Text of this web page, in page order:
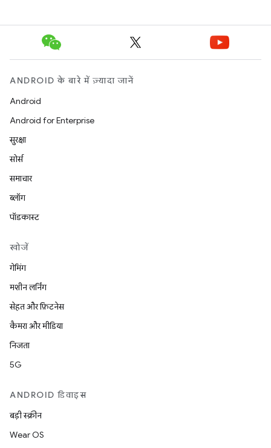
ANDROID के बारे में ज़्यादा जानें
Android
Android for Enterprise
सुरक्षा
सोर्स
समाचार
ब्लॉग
पॉडकास्ट
खोजें
गेमिंग
मशीन लर्निंग
सेहत और फ़िटनेस
कैमरा और मीडिया
निजता
5G
ANDROID डिवाइस
बड़ी स्क्रीन
Wear OS